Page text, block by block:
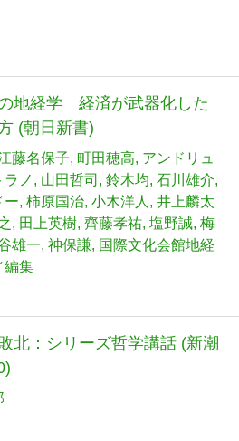
地経学 経済が武器化した
(朝日新書)
藤名保子 町田穂高 アンドリュ
ノ
山田哲司 鈴木均 石川雄介
ー 柿原国治 小木洋人
井上麟太
田上英樹 齊藤孝祐 塩野誠 梅
雄一 神保謙 国際文化会館地経
編集
北：シリーズ哲学講話 (新潮